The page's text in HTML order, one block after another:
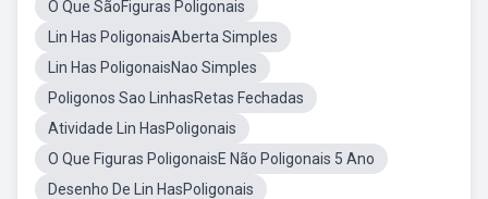
O Que SãoFiguras Poligonais
Lin Has PoligonaisAberta Simples
Lin Has PoligonaisNao Simples
Poligonos Sao LinhasRetas Fechadas
Atividade Lin HasPoligonais
O Que Figuras PoligonaisE Não Poligonais 5 Ano
Desenho De Lin HasPoligonais